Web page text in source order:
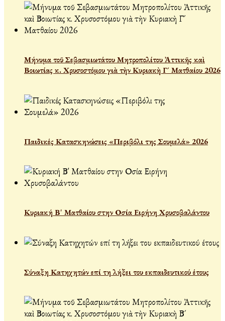
Μήνυμα τοῦ Σεβασμιωτάτου Μητροπολίτου Ἀττικῆς καὶ
Βοιωτίας κ. Χρυσοστόμου γιὰ τὴν Κυριακὴ Γ´ Ματθαίου 2026
Παιδικές Κατασκηνώσεις «Περιβόλι της Σουμελά» 2026
Κυριακή Β' Ματθαίου στην Οσία Ειρήνη Χρυσοβαλάντου
Σύναξη Κατηχητών επί τη λήξει του εκπαιδευτικού έτους